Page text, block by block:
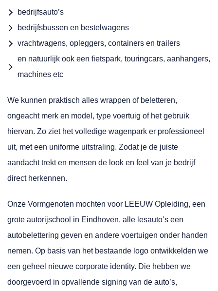
bedrijfsauto’s
bedrijfsbussen en bestelwagens
vrachtwagens, opleggers, containers en trailers
en natuurlijk ook een fietspark, touringcars, aanhangers,
machines etc
We kunnen praktisch alles wrappen of beletteren,
ongeacht merk en model, type voertuig of het gebruik
hiervan. Zo ziet het volledige wagenpark er professioneel
uit, met een uniforme uitstraling. Zodat je de juiste
aandacht trekt en mensen de look en feel van je bedrijf
direct herkennen.
Onze Vormgenoten mochten voor LEEUW Opleiding, een
grote autorijschool in Eindhoven, alle lesauto’s een
autobelettering geven en andere voertuigen onder handen
nemen. Op basis van het bestaande logo ontwikkelden we
een geheel nieuwe corporate identity. Die hebben we
doorgevoerd in opvallende signing van de auto’s,